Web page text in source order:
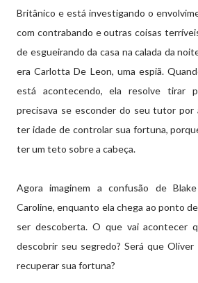
Britânico e está investigando o
com contrabando e outras coisas
de esgueirando da casa na calada da
era Carlotta De Leon, uma espiã.
está acontecendo, ela resolve tirar
precisava se esconder do seu tutor por
ter idade de controlar sua fortuna,
ter um teto sobre a cabeça.
Agora imaginem a confusão de
Caroline, enquanto ela chega ao ponto
ser descoberta. O que vai acontecer
descobrir seu segredo? Será que
recuperar sua fortuna?